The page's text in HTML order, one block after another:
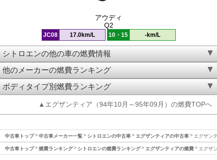
アウディ
Q2
JC08 17.0km/L 10・15 -km/L
シトロエンの他の車の燃費情報
他のメーカーの燃費ランキング
ボディタイプ別燃費ランキング
▲エグザンティア（94年10月～95年09月）の燃費TOPへ
中古車トップ 中古車メーカー一覧 シトロエンの中古車 エグザンティアの中古車 エグザン
中古車トップ 燃費ランキング シトロエンの燃費ランキング エグザンティアの燃費 エグザ